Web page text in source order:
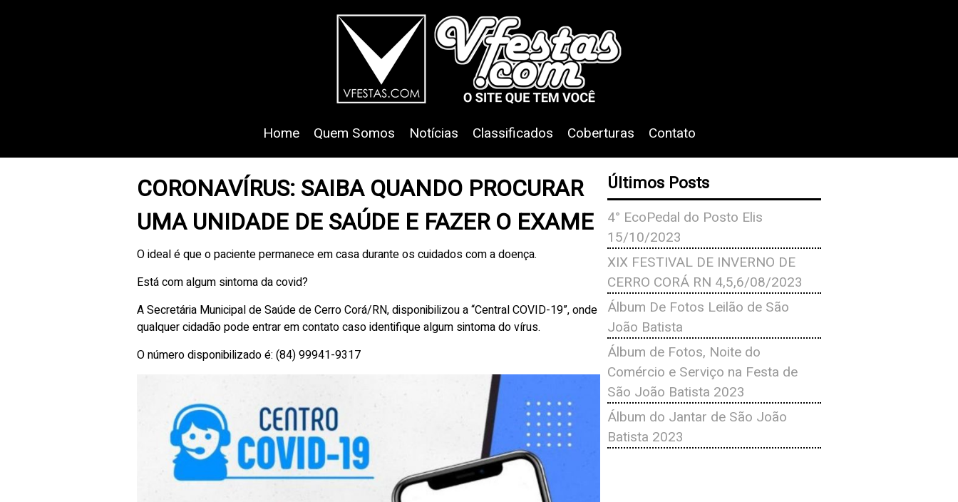
Home Quem Somos Notícias Classificados Coberturas Contato
CORONAVÍRUS: SAIBA QUANDO PROCURAR
UMA UNIDADE DE SAÚDE E FAZER O EXAME
O ideal é que o paciente permanece em casa durante os cuidados com a doença.
Está com algum sintoma da covid?
A Secretária Municipal de Saúde de Cerro Corá/RN, disponibilizou a “Central COVID-19”, onde
qualquer cidadão pode entrar em contato caso identifique algum sintoma do vírus.
O número disponibilizado é: (84) 99941-9317
Últimos Posts
4° EcoPedal do Posto Elis
15/10/2023
XIX FESTIVAL DE INVERNO DE
CERRO CORÁ RN 4,5,6/08/2023
Álbum De Fotos Leilão de São
João Batista
Álbum de Fotos, Noite do
Comércio e Serviço na Festa de
São João Batista 2023
Álbum do Jantar de São João
Batista 2023